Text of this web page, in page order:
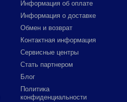
Информация об оплате
Информация о доставке
Обмен и возврат
Контактная информация
Сервисные центры
Стать партнером
Блог
Политика
конфиденциальности